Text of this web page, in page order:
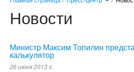
Новости
Министр Максим Топилин
калькулятор
26 июня 2013 г.